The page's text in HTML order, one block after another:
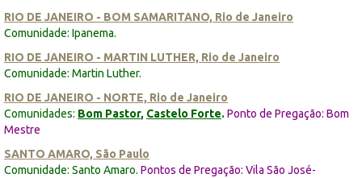
RIO DE JANEIRO - BOM SAMARITANO, Rio de Janeiro
Comunidade: Ipanema.
RIO DE JANEIRO - MARTIN LUTHER, Rio de Janeiro
Comunidade: Martin Luther.
RIO DE JANEIRO - NORTE, Rio de Janeiro
Comunidades: Bom Pastor, Castelo Forte. Ponto de Pregação: Bom
Mestre
SANTO AMARO, São Paulo
Comunidade: Santo Amaro. Pontos de Pregação: Vila São José-